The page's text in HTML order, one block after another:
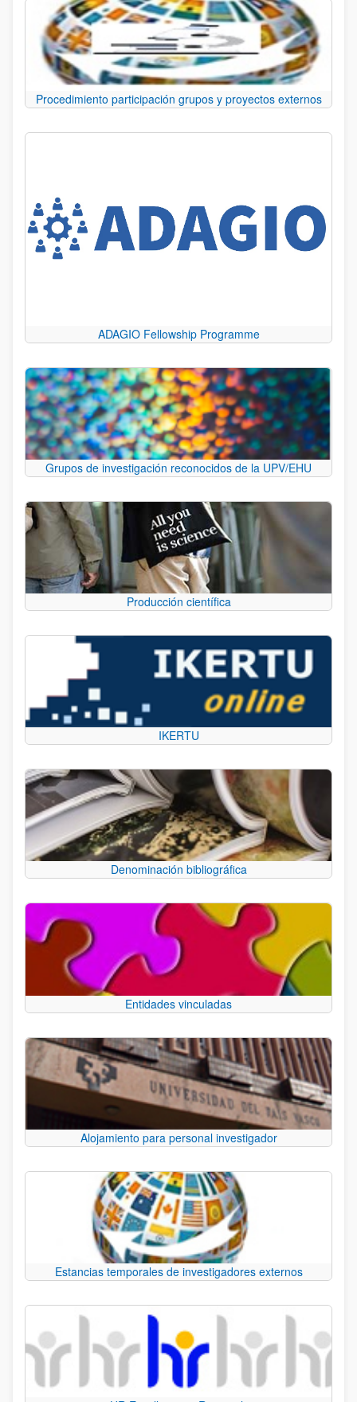
Procedimiento participación grupos y proyectos externos
ADAGIO Fellowship Programme
Grupos de investigación reconocidos de la UPV/EHU
Producción científica
IKERTU
Denominación bibliográfica
Entidades vinculadas
Alojamiento para personal investigador
Estancias temporales de investigadores externos